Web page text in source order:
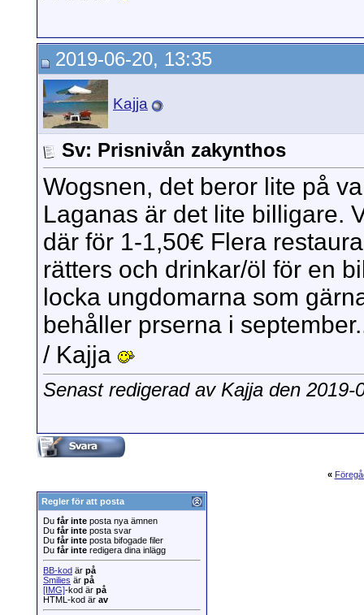
2019-06-20, 13:35
Kajja
Sv: Prisnivån zakynthos
Wogsnen, det beror lite på
Laganas är det lite billigare.
där för 1-1,50€ Flera
rätters och drinkar/öl för en
locka ungdomarna som
behåller prserna i
/ Kajja
Senast redigerad av Kajja den
«
Regler för att posta
Du får inte posta nya ämnen
Du får inte posta svar
Du får inte posta bifogade filer
Du får inte redigera dina inlägg
BB-kod är på
Smilies är på
[IMG]-kod är på
HTML-kod är av